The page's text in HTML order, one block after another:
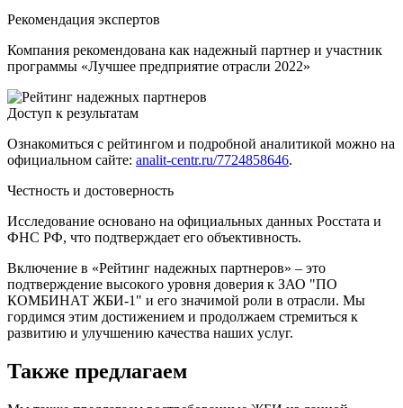
Рекомендация экспертов
Компания рекомендована как надежный партнер и участник
программы «Лучшее предприятие отрасли 2022»
Доступ к результатам
Ознакомиться с рейтингом и подробной аналитикой можно на
официальном сайте: analit-centr.ru/7724858646.
Честность и достоверность
Исследование основано на официальных данных Росстата и
ФНС РФ, что подтверждает его объективность.
Включение в «Рейтинг надежных партнеров» – это
подтверждение высокого уровня доверия к ЗАО "ПО
КОМБИНАТ ЖБИ-1" и его значимой роли в отрасли. Мы
гордимся этим достижением и продолжаем стремиться к
развитию и улучшению качества наших услуг.
Также предлагаем